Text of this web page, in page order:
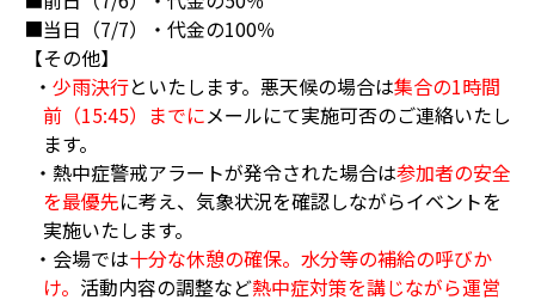
■当日（7/7）・代金の100％
【その他】
・ 少雨決行といたします。悪天候の場合は集合の1時間
前（15:45）までにメールにて実施可否のご連絡いたし
ます。
・熱中症警戒アラートが発令された場合は参加者の安全
を最優先に考え、気象状況を確認しながらイベントを
実施いたします。
・会場では十分な休憩の確保。水分等の補給の呼びか
け。 活動内容の調整など熱中症対策を講じながら運営